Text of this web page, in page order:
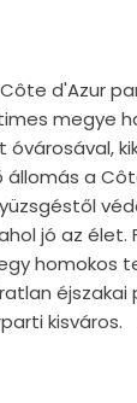
d'Azur
megye
a
jó az élet.
homokos
éjszakai
kisváros.